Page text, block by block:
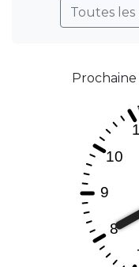
Toutes
Prochaine